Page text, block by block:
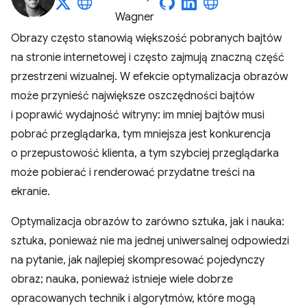
Obrazy często stanowią większość pobranych bajtów
na stronie internetowej i często zajmują znaczną część
przestrzeni wizualnej. W efekcie optymalizacja obrazów
może przynieść największe oszczędności bajtów
i poprawić wydajność witryny: im mniej bajtów musi
pobrać przeglądarka, tym mniejsza jest konkurencja
o przepustowość klienta, a tym szybciej przeglądarka
może pobierać i renderować przydatne treści na
ekranie.
Optymalizacja obrazów to zarówno sztuka, jak i nauka:
sztuka, ponieważ nie ma jednej uniwersalnej odpowiedzi
na pytanie, jak najlepiej skompresować pojedynczy
obraz; nauka, ponieważ istnieje wiele dobrze
opracowanych technik i algorytmów, które mogą